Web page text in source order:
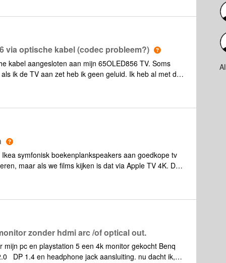
films en ben nog steeds op zoek naar het
gen2 is aangesloten op hdmi arc en apple tv 4k op
via optische kabel (codec probleem?)
kabel aangesloten aan mijn 65OLED856 TV. Soms
ik de TV aan zet heb ik geen geluid. Ik heb al met de
gewijzigd tussen ‘Multichannel’, ‘Multichannel
op stereo werkt het altijd, alleen dan heb ik natuurlijk
ook niet echt een oplossing dus. Ik vermoed dat het
op het moment dat het niet werkt staat hier niets. Heeft
symfonisk boekenplankspeakers aan goedkope tv
maar als we films kijken is dat via Apple TV 4K. Door
naar advies over wat te doen:1) Beam vervangen
3) niets doen ik weet dat het veelal persoonlijk en
waarde met de 1st gen beam? wellicht nog
zonder hdmi arc /of optical out.
pc en playstation 5 een 4k monitor gekocht Benq
DP 1.4 en headphone jack aansluiting. nu dacht ik,